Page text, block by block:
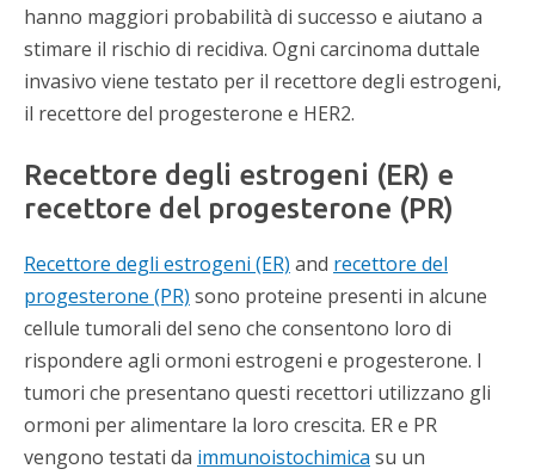
hanno maggiori probabilità di successo e aiutano a
stimare il rischio di recidiva. Ogni carcinoma duttale
invasivo viene testato per il recettore degli estrogeni,
il recettore del progesterone e HER2.
Recettore degli estrogeni (ER) e
recettore del progesterone (PR)
Recettore degli estrogeni (ER) and recettore del
progesterone (PR) sono proteine ​​presenti in alcune
cellule tumorali del seno che consentono loro di
rispondere agli ormoni estrogeni e progesterone. I
tumori che presentano questi recettori utilizzano gli
ormoni per alimentare la loro crescita. ER e PR
vengono testati da immunoistochimica su un